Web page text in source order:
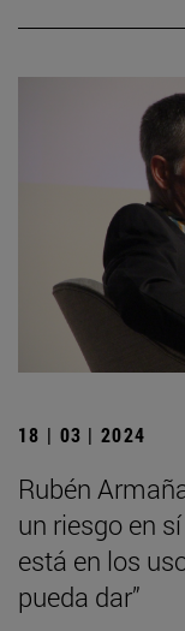
18 | 03 | 2024
Rubén
un riesgo en
está en los
pueda dar”